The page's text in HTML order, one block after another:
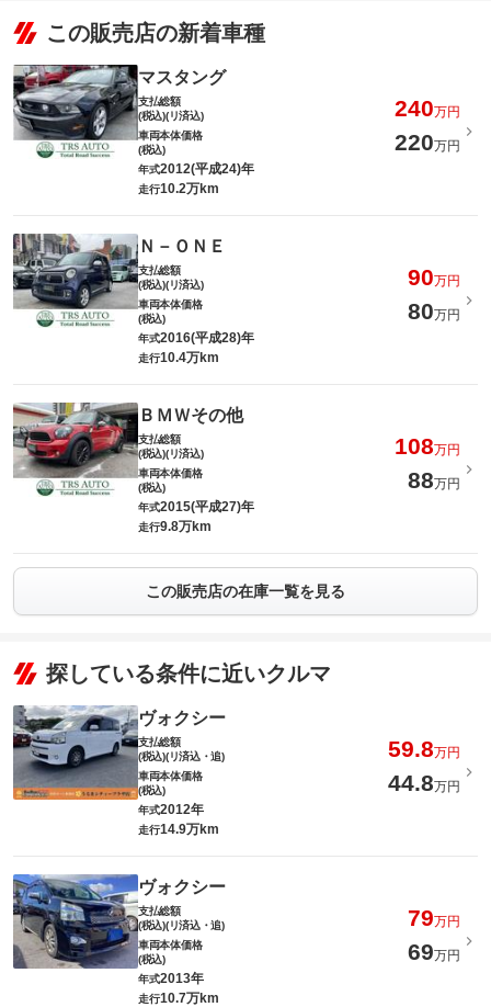
この販売店の新着車種
マスタング
支払総額
(税込)(リ済込)
240万円
車両本体価格
(税込)
220万円
年式2012(平成24)年
走行10.2万km
Ｎ－ＯＮＥ
支払総額
(税込)(リ済込)
90万円
車両本体価格
(税込)
80万円
年式2016(平成28)年
走行10.4万km
ＢＭＷその他
支払総額
(税込)(リ済込)
108万円
車両本体価格
(税込)
88万円
年式2015(平成27)年
走行9.8万km
この販売店の在庫一覧を見る
探している条件に近いクルマ
ヴォクシー
支払総額
(税込)(リ済込・追)
59.8万円
車両本体価格
(税込)
44.8万円
年式2012年
走行14.9万km
ヴォクシー
支払総額
(税込)(リ済込・追)
79万円
車両本体価格
(税込)
69万円
年式2013年
走行10.7万km